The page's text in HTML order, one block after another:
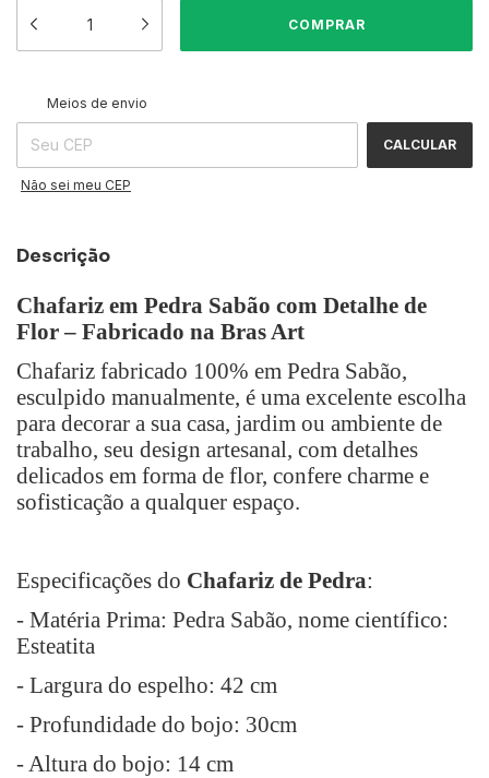
Entregas para o CEP:
Meios de envio
CALCULAR
Não sei meu CEP
Descrição
Chafariz em Pedra Sabão com Detalhe de
Flor – Fabricado na Bras Art
Chafariz fabricado 100% em Pedra Sabão,
esculpido manualmente, é uma excelente escolha
para decorar a sua casa, jardim ou ambiente de
trabalho, seu design artesanal, com detalhes
delicados em forma de flor, confere charme e
sofisticação a qualquer espaço.
Especificações do Chafariz de Pedra:
- Matéria Prima: Pedra Sabão, nome científico:
Esteatita
- Largura do espelho: 42 cm
- Profundidade do bojo: 30cm
- Altura do bojo: 14 cm